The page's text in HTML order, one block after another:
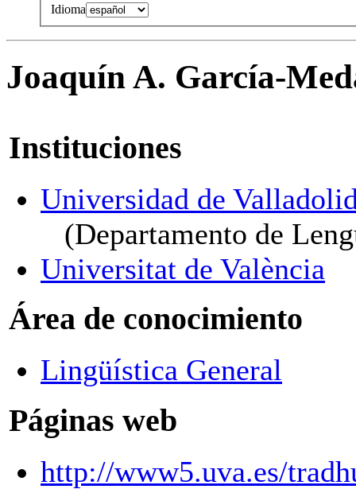
Idioma
Joaquín A. García-
Instituciones
Universidad de
(Departamento de
Universitat de València
Área de conocimiento
Lingüística General
Páginas web
http://www5.uva.es/